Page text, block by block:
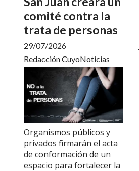
comité contra la
trata de personas
Redacción CuyoNoticias
29/07/2026
Organismos públicos y
privados firmarán el acta
de conformación de un
espacio para fortalecer la